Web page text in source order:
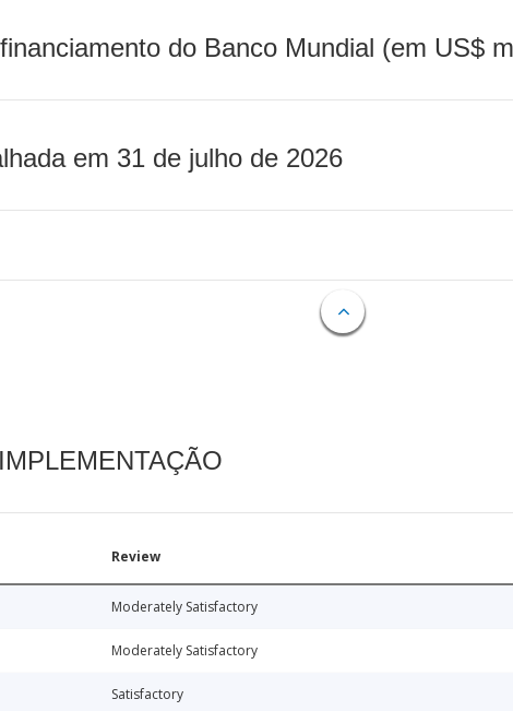
do Banco Mundial (em US$
em 31 de julho de 2026
Review
Moderately Satisfactory
Moderately Satisfactory
Satisfactory